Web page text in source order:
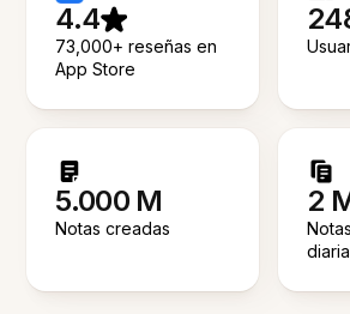
4.4
73,000+ reseñas en
App Store
5.000 M
Notas creadas
2